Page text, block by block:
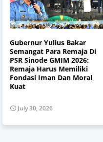
Gubernur Yulius Bakar
Semangat Para Remaja Di
PSR Sinode GMIM 2026:
Remaja Harus Memiliki
Fondasi Iman Dan Moral
Kuat
July 30, 2026